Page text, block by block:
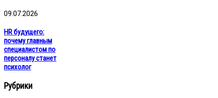
09.07.2026
HR будущего:
почему главным
специалистом по
персоналу станет
психолог
Рубрики